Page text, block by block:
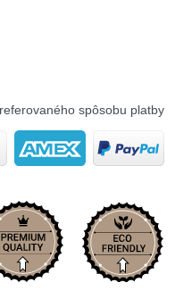
spôsobu platby